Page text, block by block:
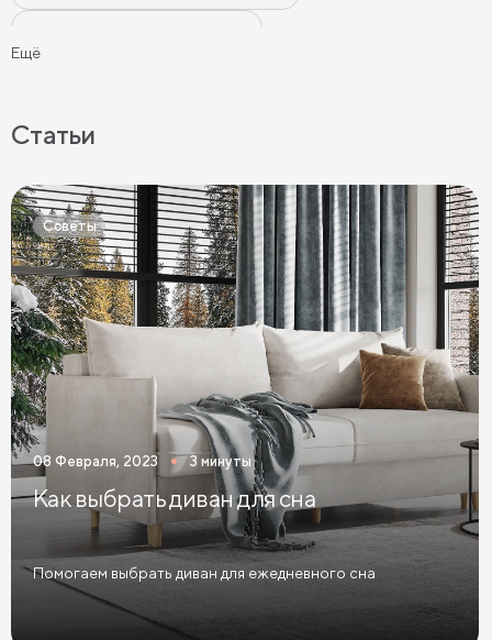
Кровати 120 х 200 с ящиками
Кровати 140 х 200 с ящиками
Кровати 160 х 200 с ящиками
Кровати 180 х 200 с ящиками
Кровати 200 х 200 с ящиками Кровати мятного цвета
Кровати тёмного цвета Кровати горчичного цвета
Кровати бирюзового цвета
Кровати в современном стиле Кровати в стиле лофт
Кровати в скандинавском стиле
Кровати в классическом стиле Кровати без изголовья
Ещё
Статьи
Советы
08 Февраля, 2023 3 минуты
Как выбрать диван для сна
Помогаем выбрать диван для ежедневного сна